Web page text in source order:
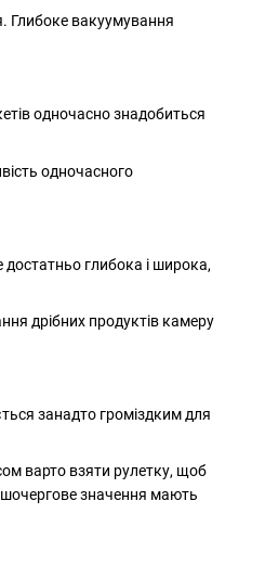
Глибоке вакуумування
одночасно знадобиться
одночасного
глибока і широка,
дрібних продуктів камеру
занадто громіздким для
варто взяти рулетку, щоб
значення мають